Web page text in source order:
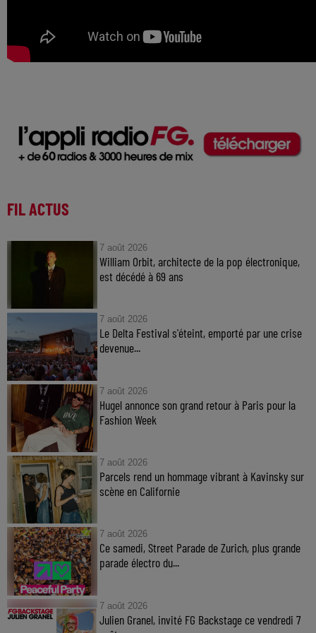
FIL ACTUS
7 août 2026
William Orbit, architecte de la pop électronique,
est décédé à 69 ans
7 août 2026
Le Delta Festival s'éteint, emporté par une crise
devenue...
7 août 2026
Hugel annonce son grand retour à Paris pour la
Fashion Week
7 août 2026
Parcels rend un hommage vibrant à Kavinsky sur
scène en Californie
7 août 2026
Ce samedi, Street Parade de Zurich, plus grande
parade électro du...
7 août 2026
Julien Granel, invité FG Backstage ce vendredi 7